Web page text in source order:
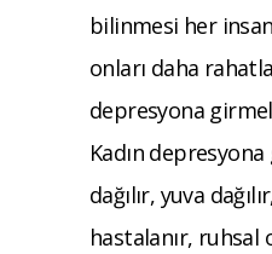
bilinmesi her
onları daha
depresyona
Kadın
dağılır, yuva
hastalanır, ruhsal